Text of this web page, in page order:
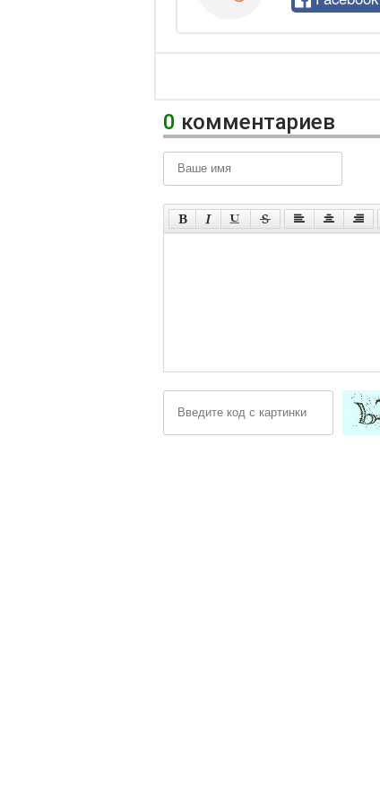
0 комментариев